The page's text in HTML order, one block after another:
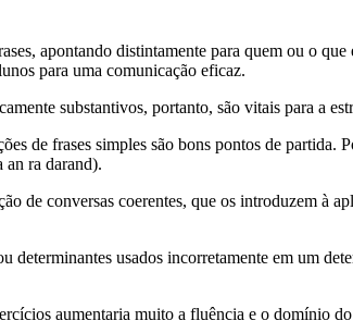
apontando distintamente para quem ou o
para uma comunicação eficaz.
substantivos, portanto, são vitais para a
de frases simples são bons pontos de partida.
an ra darand).
de conversas coerentes, que os introduzem à
usados incorretamente em um
aumentaria muito a fluência e o domínio